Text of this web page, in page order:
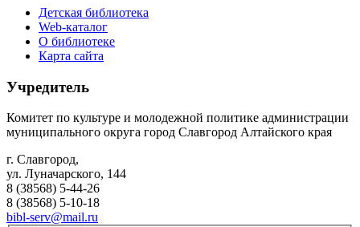
Детская библиотека
Web-каталог
О библиотеке
Карта сайта
Учредитель
Комитет по культуре и молодежной политике администрации
муниципального округа город Славгород Алтайского края
г. Славгород,
ул. Луначарского, 144
8 (38568) 5-44-26
8 (38568) 5-10-18
bibl-serv@mail.ru